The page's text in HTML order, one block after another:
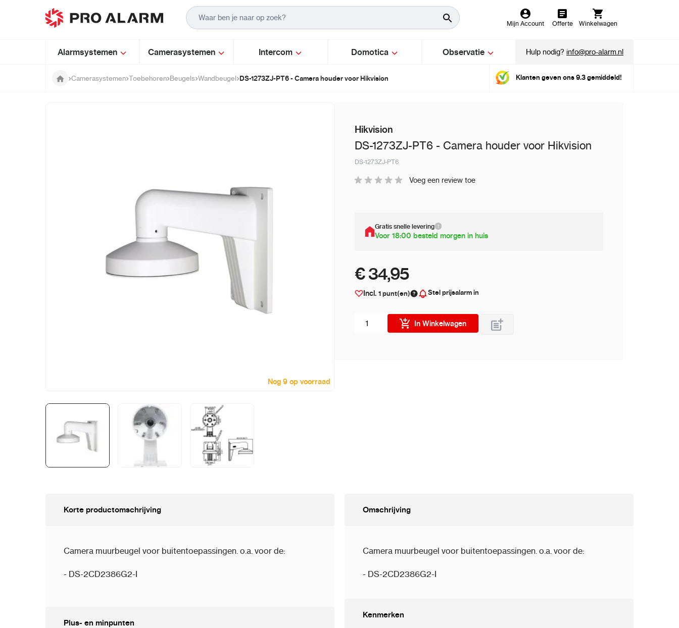
Ga naar de inhoud
Mijn Account Offerte Winkelwagen
Alarmsystemen Camerasystemen Intercom Domotica Observatie Hulp nodig?info@pro-alarm.nl
Camerasystemen Toebehoren Beugels Wandbeugel DS-1273ZJ-PT6 - Camera houder voor Hikvision Klanten geven ons 9.3 gemiddeld!
Nog 9 op voorraad
Hikvision
DS-1273ZJ-PT6 - Camera houder voor Hikvision
DS-1273ZJ-PT6
Voeg een review toe
Gratis snelle levering
Voor 18:00 besteld morgen in huis
€ 34,95
Incl. 1punt(en) Stel prijsalarm in
Aantal stuks
In Winkelwagen
Korte productomschrijving
Camera muurbeugel voor buitentoepassingen. o.a. voor de:
- DS-2CD2386G2-I
Plus- en minpunten
Omschrijving
Camera muurbeugel voor buitentoepassingen. o.a. voor de:
- DS-2CD2386G2-I
Kenmerken